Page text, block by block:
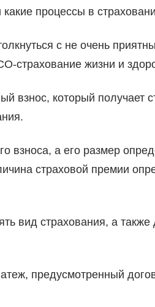
процессы в
с не очень
страхование жизни и
взнос, который получает
взноса, а его размер
страховой премии
вид страхования, а также
предусмотренный